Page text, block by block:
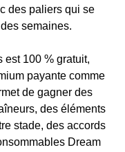
des paliers qui se
semaines.
est 100 % gratuit,
payante comme
de gagner des
des éléments
stade, des accords
Dream